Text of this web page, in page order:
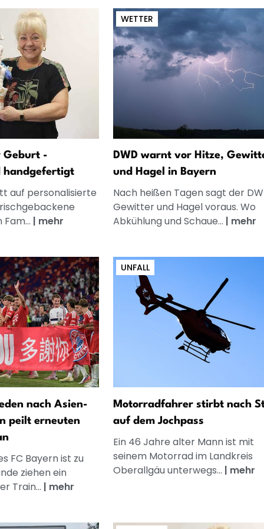
Geburt -
handgefertigt
auf personalisierte
| mehr
WETTER
DWD warnt vor Hitze,
und Hagel in Bayern
Nach heißen Tagen sagt der
Gewitter und Hagel voraus. Wo
Abkühlung und Schaue... | mehr
nach Asien-
peilt erneuten
FC Bayern ist zu
ziehen ein
Train... | mehr
UNFALL
Motorradfahrer stirbt nach
auf dem Jochpass
Ein 46 Jahre alter Mann ist mit
seinem Motorrad im Landkreis
Oberallgäu unterwegs... | mehr